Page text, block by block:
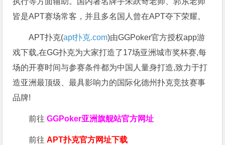
皆是APT赛场常客，并且多名国人曾在APT夺下荣耀。
APT扑克(apt扑克.com)由GGPoker官方授权app游
戏下载,在GG扑克为大家打造了17场亚洲城市奖杯赛,每
场的开赛时间与参赛条件都为中国人量身打造,致力于打
造亚洲最顶级、最具影响力的国际化德州扑克竞技赛事
品牌!
前往GGPoker亚洲旗舰站官方网址
前往 APT扑克官方网址下载